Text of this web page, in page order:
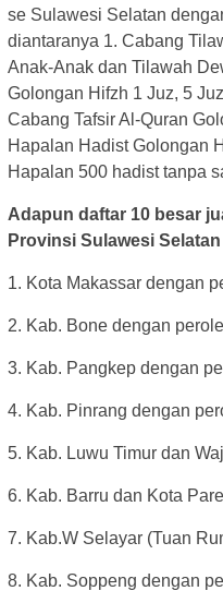
se Sulawesi Selatan
diantaranya 1. Cabang
Anak-Anak dan Tilawah
Golongan Hifzh 1 Juz, 5
Cabang Tafsir Al-Quran
Hapalan Hadist Golongan
Hapalan 500 hadist tanpa
Adapun daftar 10 besar
Provinsi Sulawesi
1. Kota Makassar dengan
2. Kab. Bone dengan
3. Kab. Pangkep dengan
4. Kab. Pinrang dengan
5. Kab. Luwu Timur dan
6. Kab. Barru dan Kota
7. Kab.W Selayar (Tuan
8. Kab. Soppeng dengan